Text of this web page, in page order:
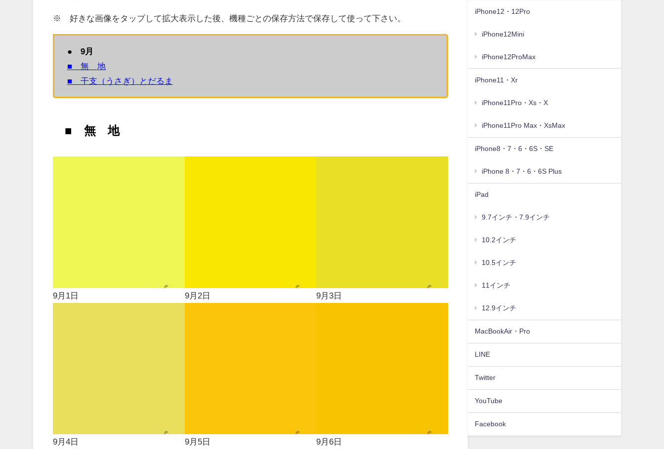
※ 好きな画像をタップして拡大表示した後、機種ごとの保存方法で保存して使って下さい。
● 9月
■ 無 地
■ 干支（うさぎ）とだるま
■ 無 地
9月1日 9月2日 9月3日
9月4日 9月5日 9月6日
iPhone12・12Pro
iPhone12Mini
iPhone12ProMax
iPhone11・Xr
iPhone11Pro・Xs・X
iPhone11Pro Max・XsMax
iPhone8・7・6・6S・SE
iPhone 8・7・6・6S Plus
iPad
9.7インチ・7.9インチ
10.2インチ
10.5インチ
11インチ
12.9インチ
MacBookAir・Pro
LINE
Twitter
YouTube
Facebook